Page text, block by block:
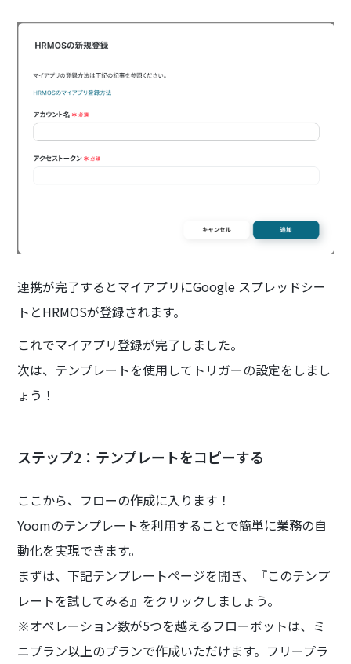
連携が完了するとマイアプリにGoogle スプレッドシー
トとHRMOSが登録されます。
これでマイアプリ登録が完了しました。
次は、テンプレートを使用してトリガーの設定をしまし
ょう！
ステップ2：テンプレートをコピーする
ここから、フローの作成に入ります！
Yoomのテンプレートを利用することで簡単に業務の自
動化を実現できます。
まずは、下記テンプレートページを開き、『このテンプ
レートを試してみる』をクリックしましょう。
※オペレーション数が5つを越えるフローボットは、ミ
ニプラン以上のプランで作成いただけます。フリープラ